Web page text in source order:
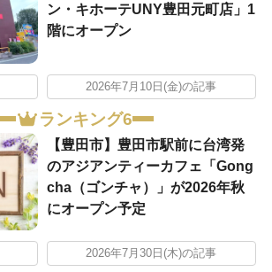
ン・キホーテUNY豊田元町店」1
階にオープン
2026年7月10日(金)の記事
ランキング6
【豊田市】豊田市駅前に台湾発
のアジアンティーカフェ「Gong
cha（ゴンチャ）」が2026年秋
にオープン予定
2026年7月30日(木)の記事